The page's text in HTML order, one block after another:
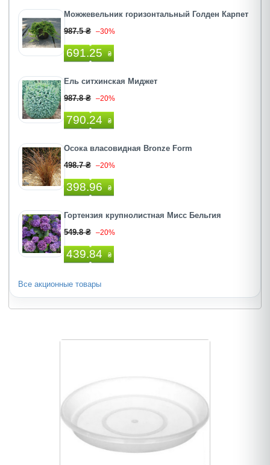
Можжевельник горизонтальный Голден Карпет
987.5 ₴ –30%
691.25 ₴
Ель ситхинская Миджет
987.8 ₴ –20%
790.24 ₴
Осока власовидная Bronze Form
498.7 ₴ –20%
398.96 ₴
Гортензия крупнолистная Мисс Бельгия
549.8 ₴ –20%
439.84 ₴
Все акционные товары